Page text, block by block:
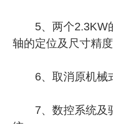
5、两个2.3KW的
轴的定位及尺寸精
6、取消原机械式
7、数控系统及驱